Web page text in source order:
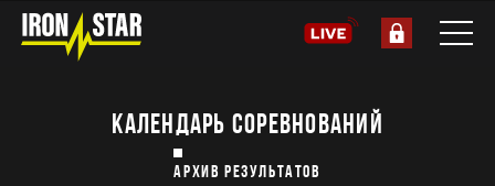
КАЛЕНДАРЬ СОРЕВНОВАНИЙ
АРХИВ РЕЗУЛЬТАТОВ